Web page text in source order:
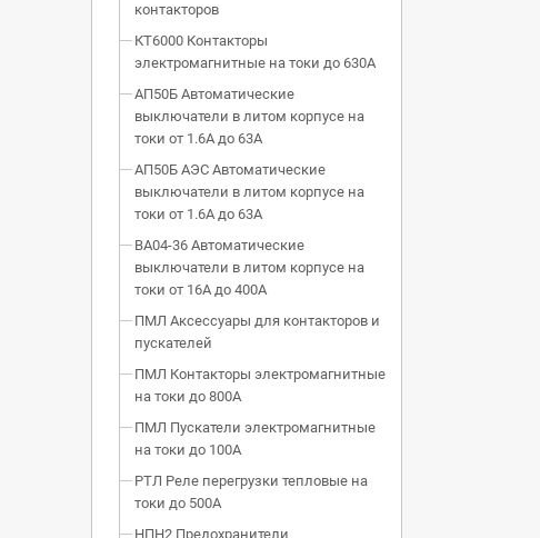
контакторов
КТ6000 Контакторы
электромагнитные на токи до 630А
АП50Б Автоматические
выключатели в литом корпусе на
токи от 1.6А до 63А
АП50Б АЭС Автоматические
выключатели в литом корпусе на
токи от 1.6А до 63А
ВА04-36 Автоматические
выключатели в литом корпусе на
токи от 16А до 400А
ПМЛ Аксессуары для контакторов и
пускателей
ПМЛ Контакторы электромагнитные
на токи до 800А
ПМЛ Пускатели электромагнитные
на токи до 100А
РТЛ Реле перегрузки тепловые на
токи до 500А
НПН2 Предохранители